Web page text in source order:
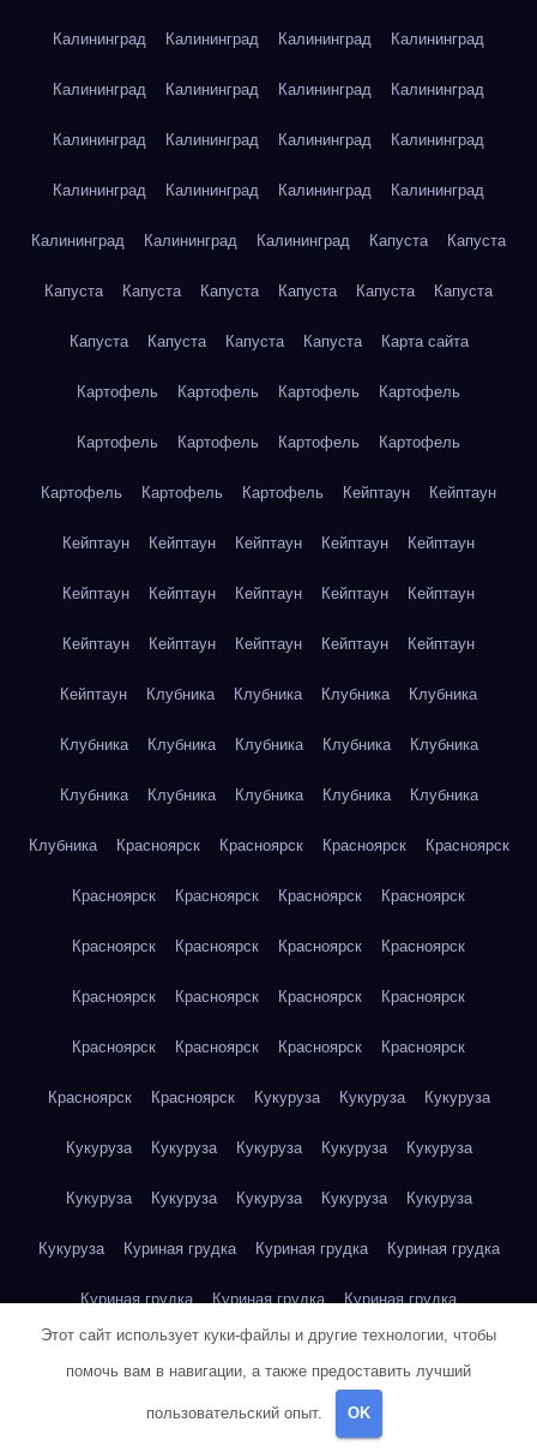
Калининград Калининград Калининград Калининград
Калининград Калининград Калининград Калининград
Калининград Калининград Калининград Калининград
Калининград Калининград Калининград Калининград
Калининград Калининград Калининград Капуста Капуста
Капуста Капуста Капуста Капуста Капуста Капуста
Капуста Капуста Капуста Капуста Карта сайта
Картофель Картофель Картофель Картофель
Картофель Картофель Картофель Картофель
Картофель Картофель Картофель Кейптаун Кейптаун
Кейптаун Кейптаун Кейптаун Кейптаун Кейптаун
Кейптаун Кейптаун Кейптаун Кейптаун Кейптаун
Кейптаун Кейптаун Кейптаун Кейптаун Кейптаун
Кейптаун Клубника Клубника Клубника Клубника
Клубника Клубника Клубника Клубника Клубника
Клубника Клубника Клубника Клубника Клубника
Клубника Красноярск Красноярск Красноярск Красноярск
Красноярск Красноярск Красноярск Красноярск
Красноярск Красноярск Красноярск Красноярск
Красноярск Красноярск Красноярск Красноярск
Красноярск Красноярск Красноярск Красноярск
Красноярск Красноярск Кукуруза Кукуруза Кукуруза
Кукуруза Кукуруза Кукуруза Кукуруза Кукуруза
Кукуруза Кукуруза Кукуруза Кукуруза Кукуруза
Кукуруза Куриная грудка Куриная грудка Куриная грудка
Куриная грудка Куриная грудка Куриная грудка
Куриная грудка Куриная грудка
Этот сайт использует куки-файлы и другие технологии, чтобы
помочь вам в навигации, а также предоставить лучший
пользовательский опыт. OK